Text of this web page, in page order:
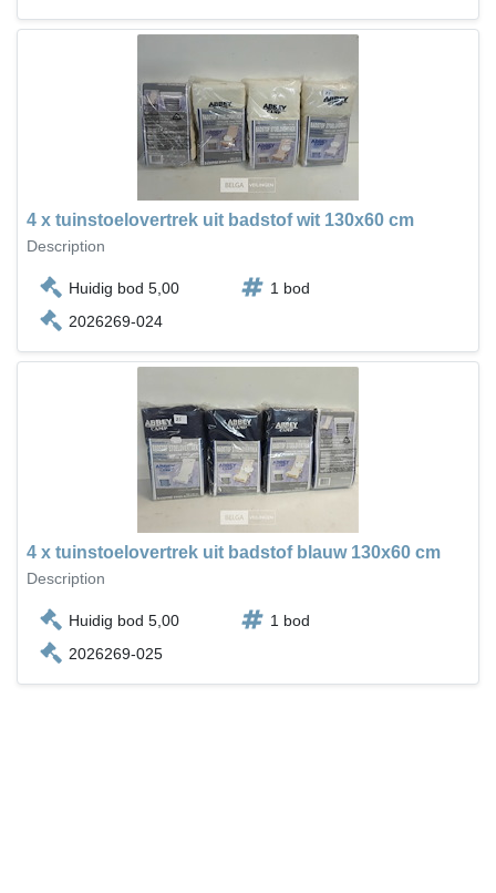
4 x tuinstoelovertrek uit badstof wit 130x60 cm
Description
Huidig bod 5,00
1 bod
2026269-024
4 x tuinstoelovertrek uit badstof blauw 130x60 cm
Description
Huidig bod 5,00
1 bod
2026269-025